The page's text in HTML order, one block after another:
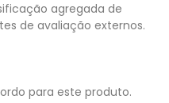
agregada de
de avaliação externos.
para este produto.